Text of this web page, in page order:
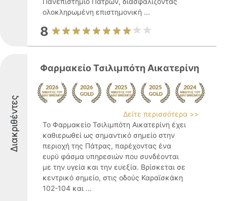
ολοκληρωμένη επιστημονική ...
8
Διακριθέντες
Φαρμακείο Τσιλιμπότη Αικατερίνη
Δείτε περισσότερα >>
Το Φαρμακείο Τσιλιμπότη Αικατερίνη έχει
καθιερωθεί ως σημαντικό σημείο στην
περιοχή της Πάτρας, παρέχοντας ένα
ευρύ φάσμα υπηρεσιών που συνδέονται
με την υγεία και την ευεξία. Βρίσκεται σε
κεντρικό σημείο, στις οδούς Καραϊσκάκη
102-104 και ...